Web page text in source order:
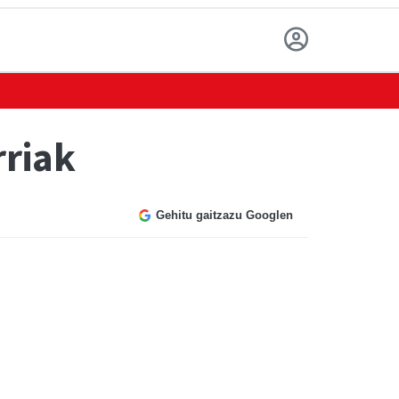
Gehitu gaitzazu Googlen